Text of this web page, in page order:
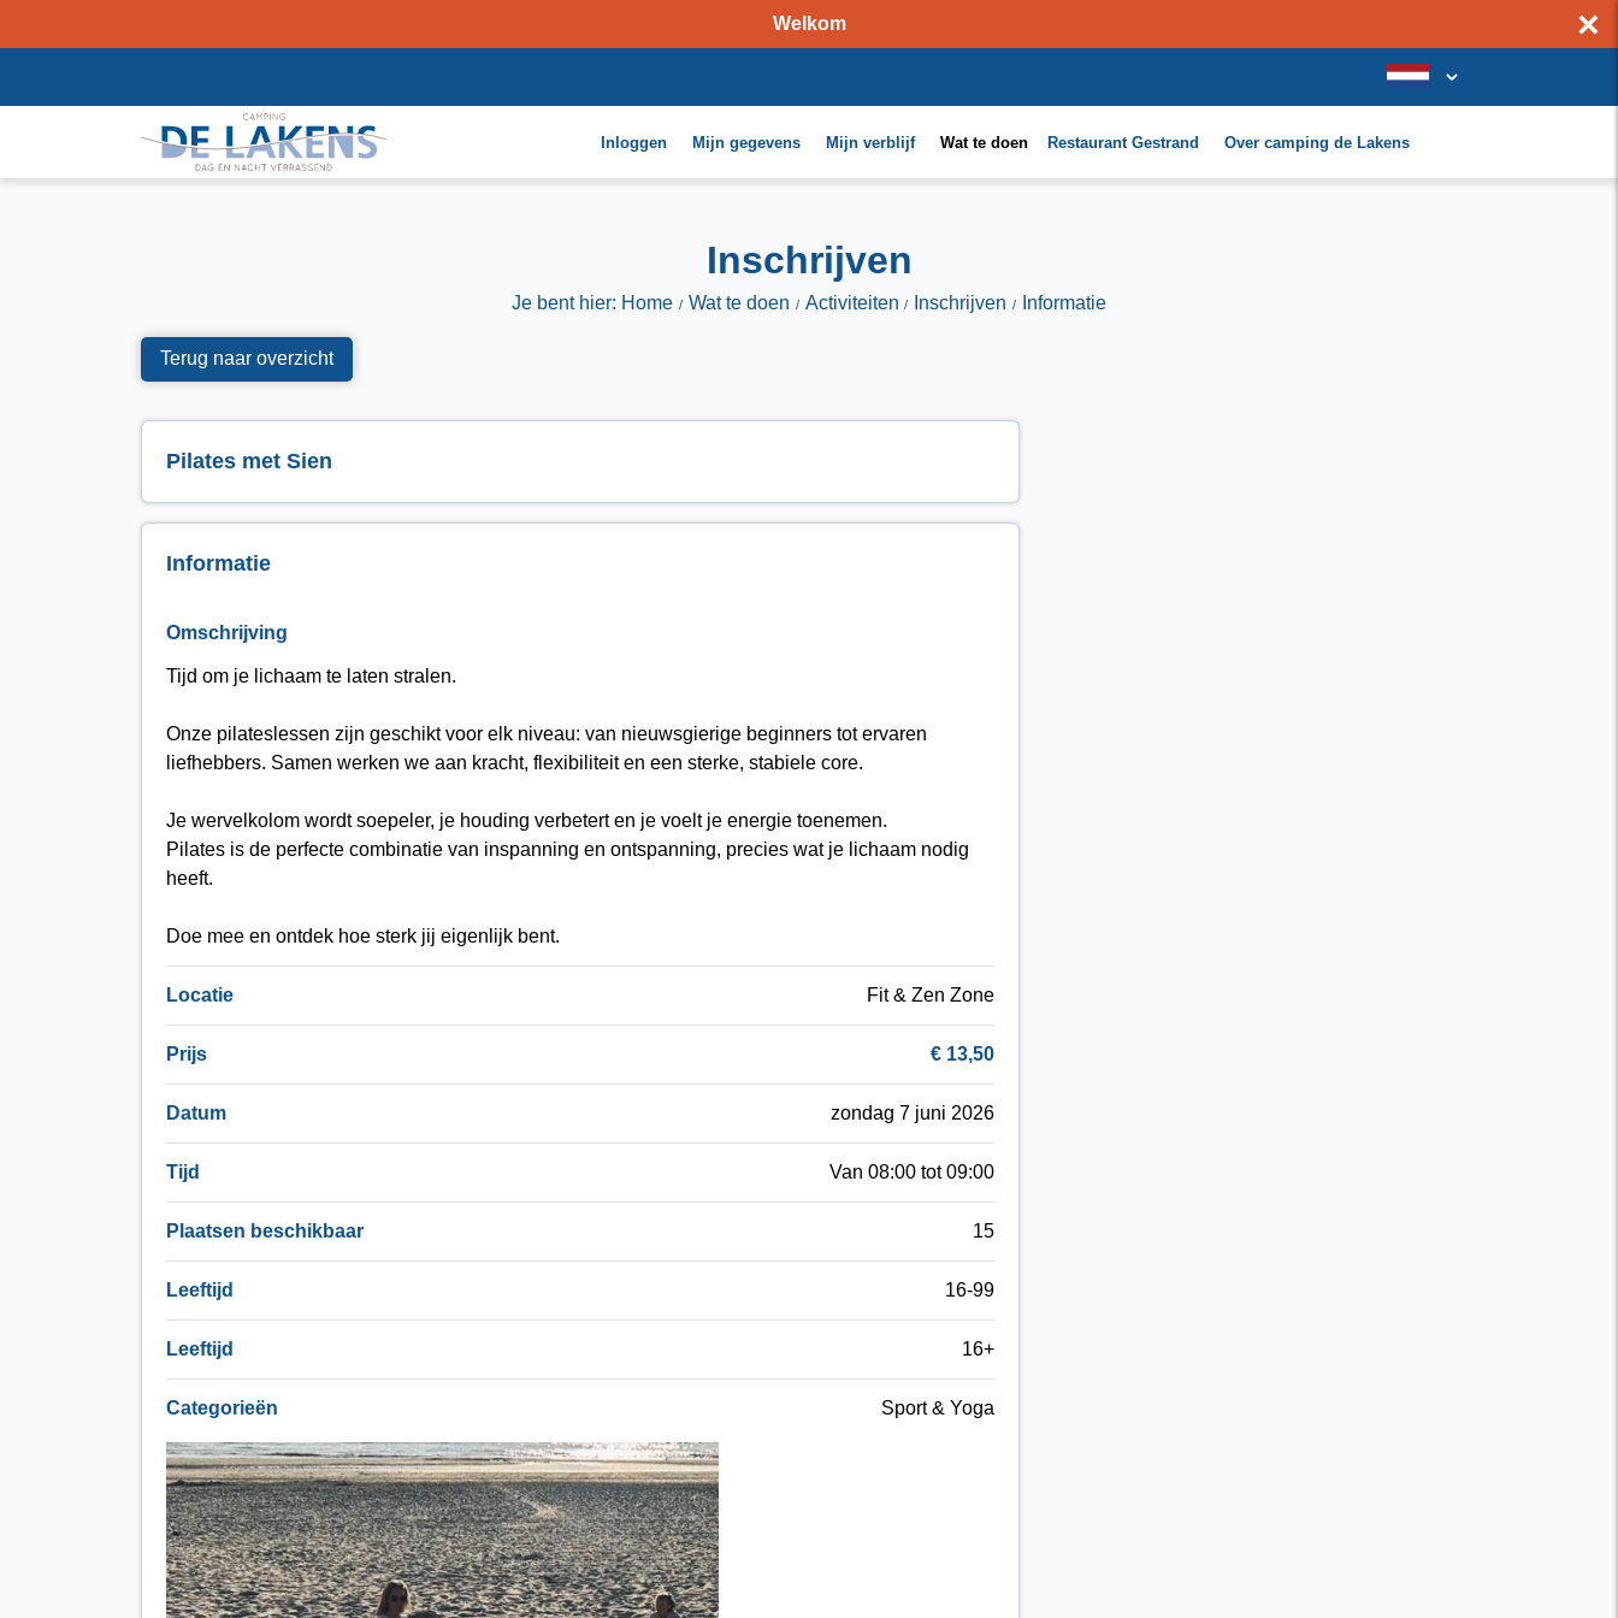
Welkom ×
Inloggen Mijn gegevens Mijn verblijf Wat te doen Restaurant Gestrand Over camping de Lakens
Inschrijven
Je bent hier: Home Wat te doen Activiteiten Inschrijven Informatie
Terug naar overzicht
Pilates met Sien
Informatie
Omschrijving
Tijd om je lichaam te laten stralen.
Onze pilateslessen zijn geschikt voor elk niveau: van nieuwsgierige beginners tot ervaren
liefhebbers. Samen werken we aan kracht, flexibiliteit en een sterke, stabiele core.
Je wervelkolom wordt soepeler, je houding verbetert en je voelt je energie toenemen.
Pilates is de perfecte combinatie van inspanning en ontspanning, precies wat je lichaam nodig
heeft.
Doe mee en ontdek hoe sterk jij eigenlijk bent.
Locatie Fit & Zen Zone
Prijs € 13,50
Datum zondag 7 juni 2026
Tijd Van 08:00 tot 09:00
Plaatsen beschikbaar 15
Leeftijd 16-99
Leeftijd 16+
Categorieën Sport & Yoga